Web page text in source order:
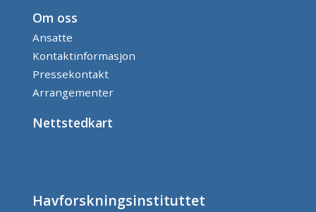
Om oss
Ansatte
Kontaktinformasjon
Pressekontakt
Arrangementer
Nettstedkart
Havforskningsinstituttet